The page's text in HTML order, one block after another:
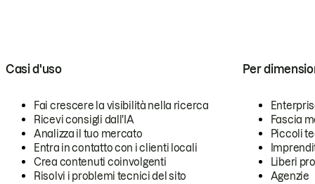
Casi d'uso
Fai crescere la visibilità nella ricerca
Ricevi consigli dall'IA
Analizza il tuo mercato
Entra in contatto con i clienti locali
Crea contenuti coinvolgenti
Risolvi i problemi tecnici del sito
Per
Fascia
Piccoli
Liberi
Agenzie